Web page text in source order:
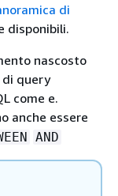
di
disponibili.
nascosto
query
come e.
anche essere
AND